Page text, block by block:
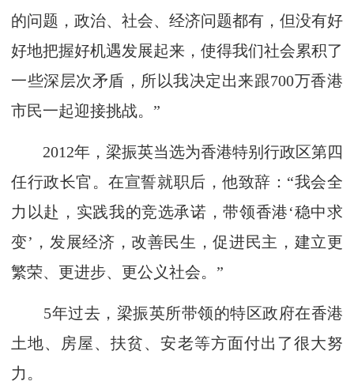
的问题，政治、社会、经济问题都有，但没有好
好地把握好机遇发展起来，使得我们社会累积了
一些深层次矛盾，所以我决定出来跟700万香港
市民一起迎接挑战。”
2012年，梁振英当选为香港特别行政区第四
任行政长官。在宣誓就职后，他致辞：“我会全
力以赴，实践我的竞选承诺，带领香港‘稳中求
变’，发展经济，改善民生，促进民主，建立更
繁荣、更进步、更公义社会。”
5年过去，梁振英所带领的特区政府在香港
土地、房屋、扶贫、安老等方面付出了很大努
力。